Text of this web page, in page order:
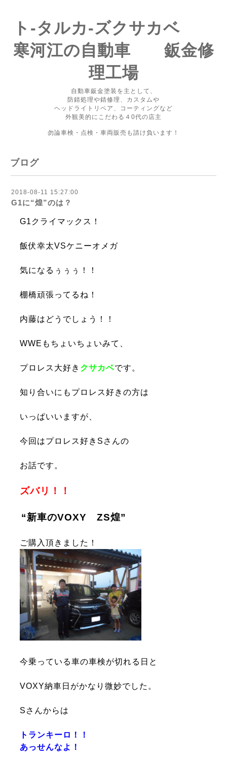
ト-タルカ-ズクサカベ
寒河江の自動車 鈑金修
理工場
自動車鈑金塗装を主として、
防錆処理や錆修理、カスタムや
ヘッドライトリペア、コーティングなど
外観美的にこだわる４0代の店主
勿論車検・点検・車両販売も請け負います！
ブログ
2018-08-11 15:27:00
G1に“煌”のは？
G1クライマックス！
飯伏幸太VSケニーオメガ
気になるぅぅぅ！！
棚橋頑張ってるね！
内藤はどうでしょう！！
WWEもちょいちょいみて、
プロレス大好き クサカベです。
知り合いにもプロレス好きの方は
いっぱいいますが、
今回はプロレス好きSさんの
お話です。
ズバリ！！
“新車のVOXY ZS煌”
ご購入頂きました！
今乗っている車の車検が切れる日と
VOXY納車日がかなり微妙でした。
Sさんからは
トランキーロ！！
あっせんなよ！